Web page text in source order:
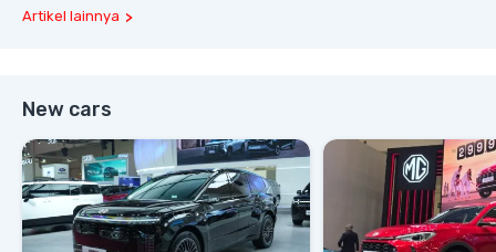
Artikel lainnya
New cars